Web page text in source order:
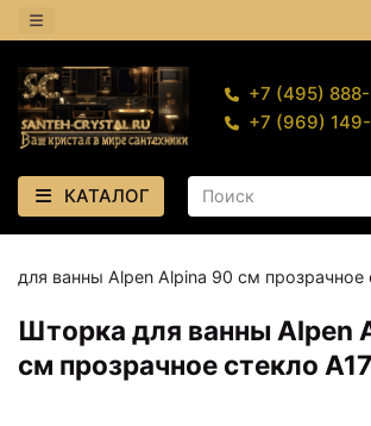
+7 (495)
+7 (969)
КАТАЛОГ
для ванны Alpen Alpina 90 см прозрачное
Шторка для ванны Alpen
см прозрачное стекло